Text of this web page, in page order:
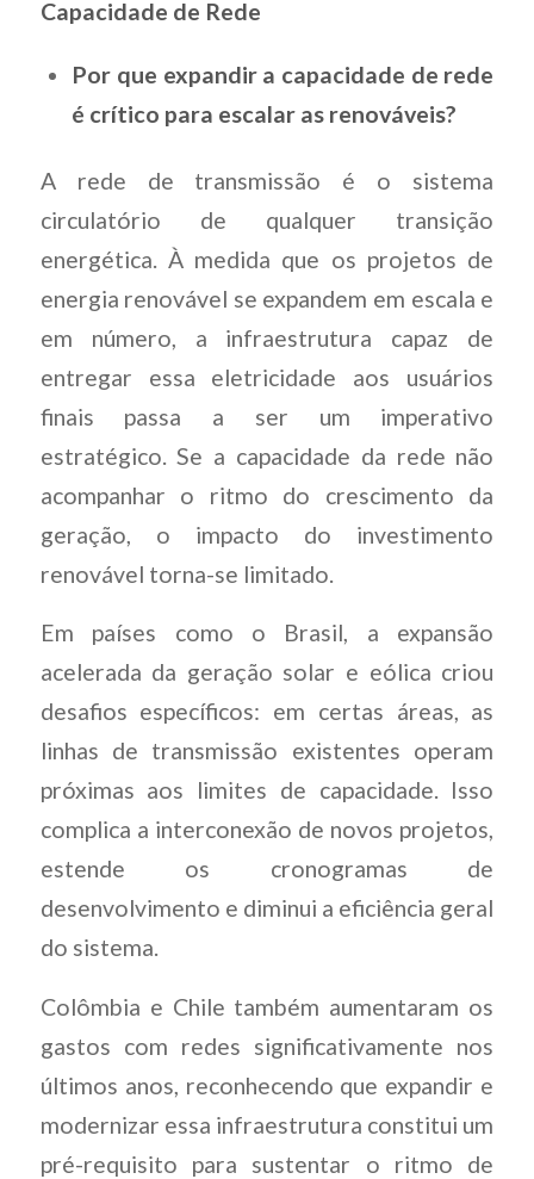
Capacidade de Rede
Por que expandir a capacidade de rede
é crítico para escalar as renováveis?
A rede de transmissão é o sistema
circulatório de qualquer transição
energética. À medida que os projetos de
energia renovável se expandem em escala e
em número, a infraestrutura capaz de
entregar essa eletricidade aos usuários
finais passa a ser um imperativo
estratégico. Se a capacidade da rede não
acompanhar o ritmo do crescimento da
geração, o impacto do investimento
renovável torna-se limitado.
Em países como o Brasil, a expansão
acelerada da geração solar e eólica criou
desafios específicos: em certas áreas, as
linhas de transmissão existentes operam
próximas aos limites de capacidade. Isso
complica a interconexão de novos projetos,
estende os cronogramas de
desenvolvimento e diminui a eficiência geral
do sistema.
Colômbia e Chile também aumentaram os
gastos com redes significativamente nos
últimos anos, reconhecendo que expandir e
modernizar essa infraestrutura constitui um
pré-requisito para sustentar o ritmo de